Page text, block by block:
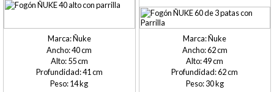
Ñuke
40
55
41
14
Ñuke
62
49
62
30